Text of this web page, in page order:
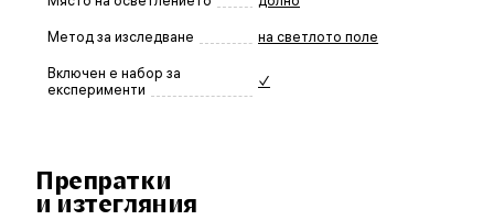
Метод за изследване на светлото поле
Включен е набор за
експерименти
✓
Препратки
и изтегляния